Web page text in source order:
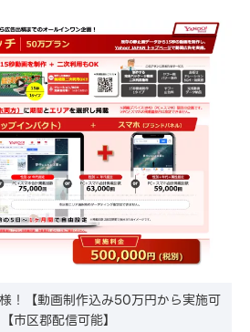
！【動画制作込み50万円から実施可
市区郡配信可能】